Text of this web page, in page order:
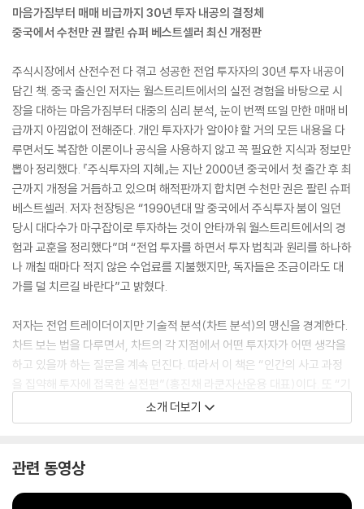
마음가짐부터 매매 비급까지 30년 투자 내공의 결정체
중국에서 수천만 권 팔린 슈퍼 베스트셀러 최신 개정판
주식시장에서 산전수전 다 겪고 성공한 전업 투자자의 30년 투자 내공이
담긴 책. 중국 출신인 저자는 월스트리트에서의 실전 경험을 바탕으로 시
장을 대하는 마음가짐부터 대중의 심리 분석, 눈이 번쩍 뜨일 만한 매매 비
급까지 아낌없이 전해준다. 개인 투자자가 알아야 할 거의 모든 내용을 다
루면서도 복잡한 이론이나 공식을 사용하지 않고 꼭 필요한 지식과 정보만
뽑아 정리했다. 『주식투자의 지혜』는 지난 2000년 중국에서 첫 출간 후 최
근까지 개정을 거듭하고 있으며 해적판까지 합치면 수천만 권은 팔린 슈퍼
베스트셀러. 저자 천장팅은 “1990년대 말 중국에서 주식투자 붐이 일던
당시 대다수가 마구잡이로 투자하는 것이 안타까워 월스트리트에서의 경
험과 교훈을 정리했다”며 “전업 투자를 하면서 투자 법칙과 원리를 하나하
나 깨칠 때마다 적지 않은 수업료를 지불했지만, 독자들은 조금이라도 대
가를 덜 치르길 바란다”고 밝혔다.
저자는 전업 트레이더이지만 기술적 분석(차트 분석)의 맹신을 경계한다.
차트 보는 법을 다루면서, 차트의 각 지점에서 어떤 투자자가 어떤 생각을
하고 있을까 하는 질문을 계속 던진다. 따라서 이 책은 “인간의 사고 과정
을 집약해 투자에 접목한 실전편”(홍진채 라쿤자산운용 대표)이다. 또 “기
술적 분석 신봉자, 기본적 분석 신봉자 모두가 봐야 할 책”(윤지호 이베스
트투자증권 리서치센터장)이며 “초보뿐 아니라 투자 전문가에게도 큰 도
소개 더보기
관련 동영상